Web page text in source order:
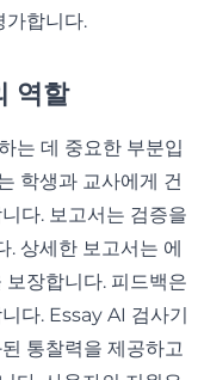
가합니다.
역할
는 데 중요한 부분입
학생과 교사에게 건
다. 보고서는 검증을
. 상세한 보고서는 에
장합니다. 피드백은
다. Essay AI 검사기
통찰력을 제공하고